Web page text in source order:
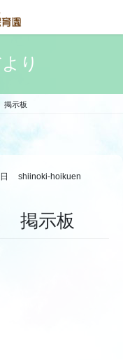
り
掲示板
shiinoki-hoikuen
掲示板